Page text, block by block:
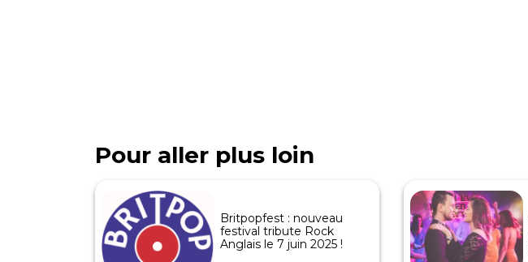
Pour aller plus loin
Britpopfest : nouveau
festival tribute Rock
Anglais le 7 juin 2025 !